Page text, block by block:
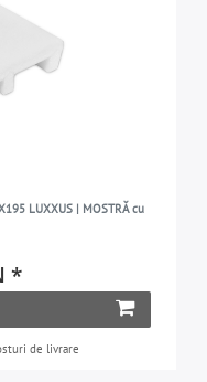
LUXXUS | MOSTRĂ cu
*
de livrare